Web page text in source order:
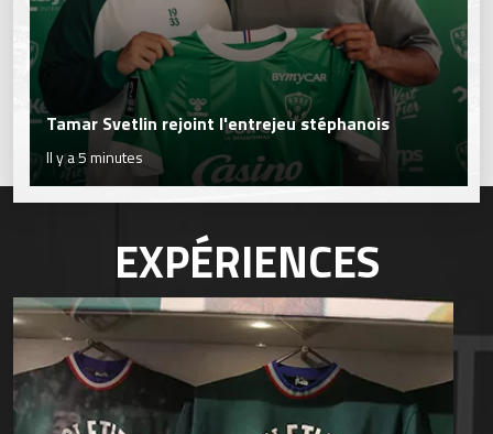
Tamar Svetlin rejoint l'entrejeu stéphanois
Il y a 5 minutes
EXPÉRIENCES